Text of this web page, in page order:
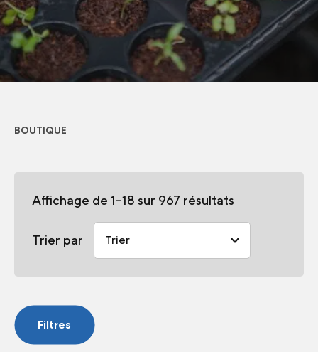
BOUTIQUE
Affichage de 1–18 sur 967 résultats
Trier par
Filtres